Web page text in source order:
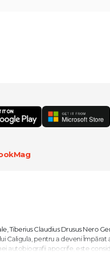
Tiberius Claudius Drusus Nero
Caligula, pentru a deveni Împărat
autobiografii apocrife, este